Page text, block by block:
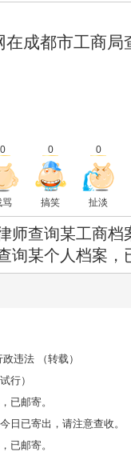
成都市工商局
0 0 0
骂 搞笑 扯淡
师查询某工商档
询某个人档案，
违法 （转载）
行）
已邮寄。
日已寄出，请注意查收。
已邮寄。